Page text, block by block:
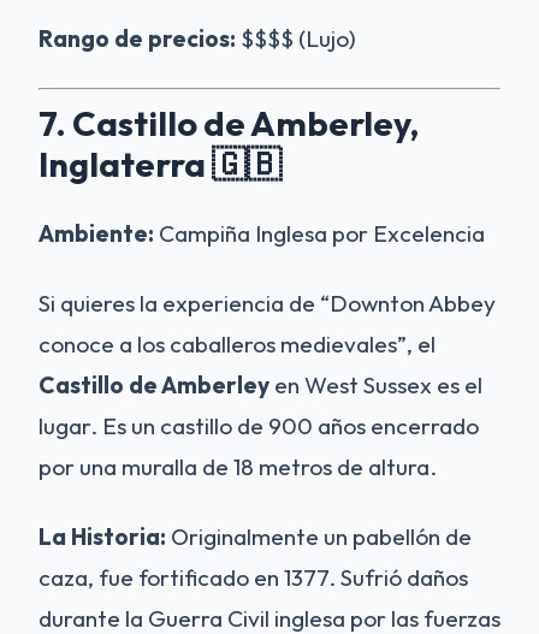
Rango de precios: $$$$ (Lujo)
7. Castillo de Amberley,
Inglaterra 🇬🇧
Ambiente: Campiña Inglesa por Excelencia
Si quieres la experiencia de “Downton Abbey
conoce a los caballeros medievales”, el
Castillo de Amberley en West Sussex es el
lugar. Es un castillo de 900 años encerrado
por una muralla de 18 metros de altura.
La Historia: Originalmente un pabellón de
caza, fue fortificado en 1377. Sufrió daños
durante la Guerra Civil inglesa por las fuerzas